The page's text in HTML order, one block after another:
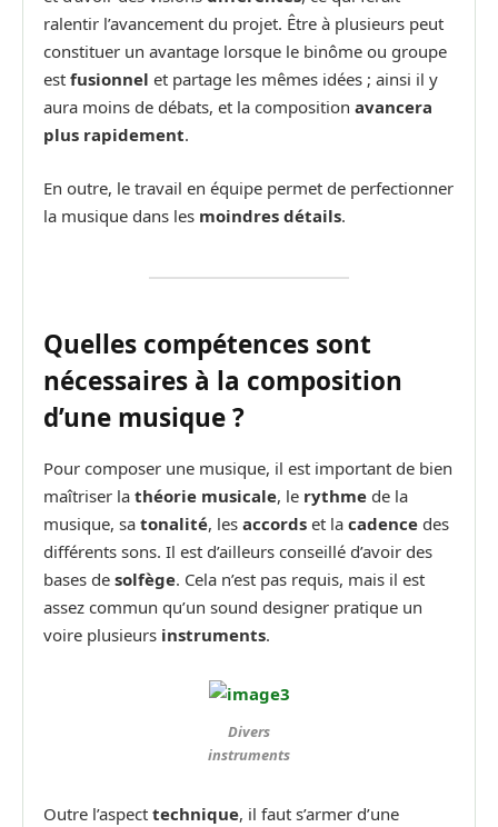
ralentir l’avancement du projet. Être à plusieurs peut
constituer un avantage lorsque le binôme ou groupe
est fusionnel et partage les mêmes idées ; ainsi il y
aura moins de débats, et la composition avancera
plus rapidement.
En outre, le travail en équipe permet de perfectionner
la musique dans les moindres détails.
Quelles compétences sont
nécessaires à la composition
d’une musique ?
Pour composer une musique, il est important de bien
maîtriser la théorie musicale, le rythme de la
musique, sa tonalité, les accords et la cadence des
différents sons. Il est d’ailleurs conseillé d’avoir des
bases de solfège. Cela n’est pas requis, mais il est
assez commun qu’un sound designer pratique un
voire plusieurs instruments.
Divers
instruments
Outre l’aspect technique, il faut s’armer d’une